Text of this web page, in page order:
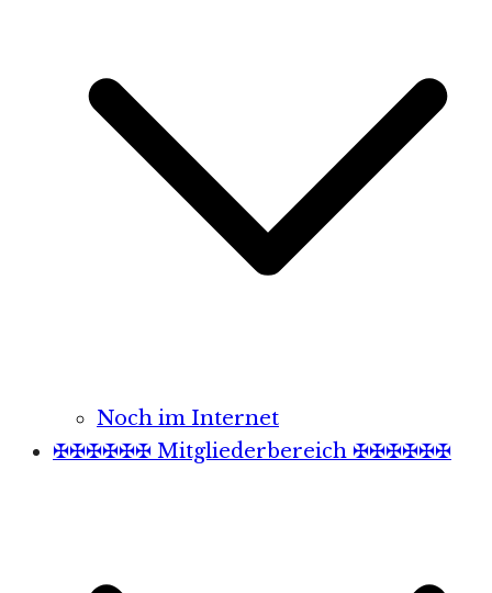
Noch im Internet
✠✠✠✠✠✠ Mitgliederbereich ✠✠✠✠✠✠